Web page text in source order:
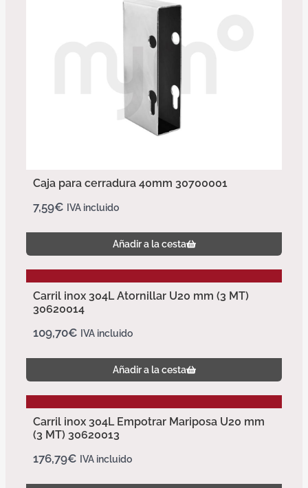
Caja para cerradura 40mm 30700001
7,59€ IVA incluido
Añadir a la cesta
Carril inox 304L Atornillar U20 mm (3 MT)
30620014
109,70€ IVA incluido
Añadir a la cesta
Carril inox 304L Empotrar Mariposa U20 mm
(3 MT) 30620013
176,79€ IVA incluido